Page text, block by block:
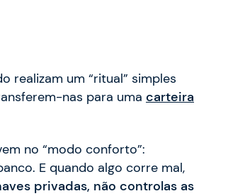
realizam um “ritual” simples
nas para uma carteira
no “modo conforto”:
E quando algo corre mal,
privadas, não controlas as